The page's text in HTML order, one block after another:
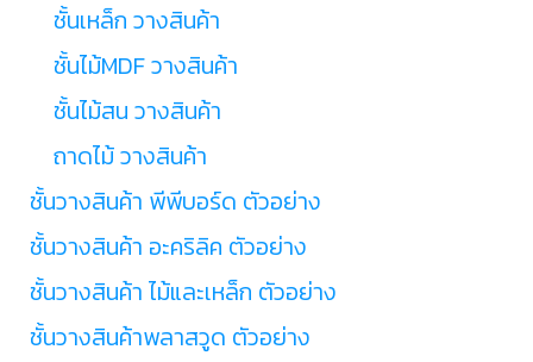
ชั้นเหล็ก วางสินค้า
ชั้นไม้MDF วางสินค้า
ชั้นไม้สน วางสินค้า
ถาดไม้ วางสินค้า
ชั้นวางสินค้า พีพีบอร์ด ตัวอย่าง
ชั้นวางสินค้า อะคริลิค ตัวอย่าง
ชั้นวางสินค้า ไม้และเหล็ก ตัวอย่าง
ชั้นวางสินค้าพลาสวูด ตัวอย่าง